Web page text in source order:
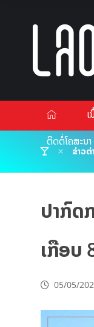
ຕິດຕໍ່ໂຄສະນາ
ຂ່າວຕ່
ປາກົດ
ເກືອບ
05/05/